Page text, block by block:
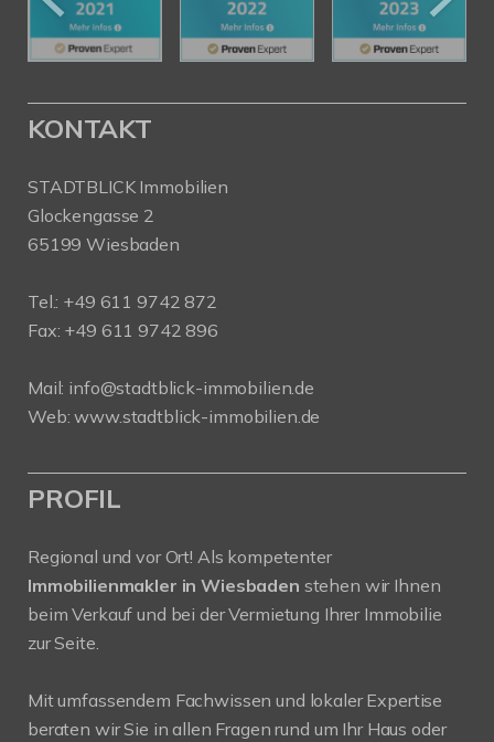
KONTAKT
STADTBLICK Immobilien
Glockengasse 2
65199 Wiesbaden
Tel.: +49 611 9742 872
Fax: +49 611 9742 896
Mail: info@stadtblick-immobilien.de
Web:www.stadtblick-immobilien.de
PROFIL
Regional und vor Ort! Als kompetenter
Immobilienmakler in Wiesbaden stehen wir Ihnen
beim Verkauf und bei der Vermietung Ihrer Immobilie
zur Seite.
Mit umfassendem Fachwissen und lokaler Expertise
beraten wir Sie in allen Fragen rund um Ihr Haus oder